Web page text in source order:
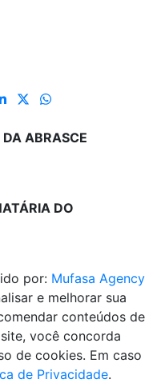
ABRASCE
DO
por: Mufasa Agency
e melhorar sua
conteúdos de
você concorda
de cookies. Em caso
de Privacidade.